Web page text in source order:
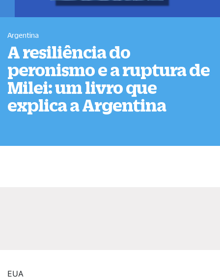
Argentina
A resiliência do
peronismo e a ruptura de
Milei: um livro que
explica a Argentina
EUA